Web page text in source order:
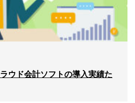
ウド会計ソフトの導入実績た